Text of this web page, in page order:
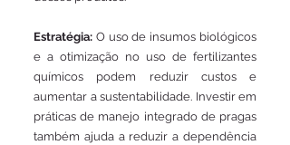
Estratégia: O uso de insumos biológicos
e a otimização no uso de fertilizantes
químicos podem reduzir custos e
aumentar a sustentabilidade. Investir em
práticas de manejo integrado de pragas
também ajuda a reduzir a dependência